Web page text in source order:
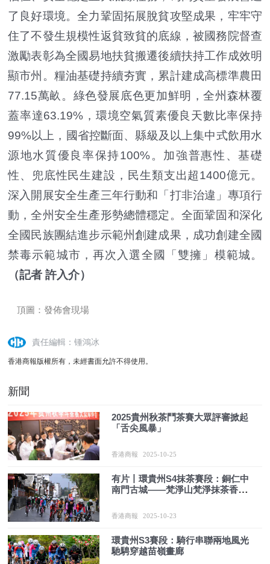
了良好環境。全力鞏固拓展脫貧攻堅成果，牢牢守
住了不發生規模性返貧致貧的底線，被國務院督查
激勵表彰為全國易地扶貧搬遷後續扶持工作成效明
顯市州。糧油基礎持續夯實，累計建成高標準農田
77.15萬畝。綠色發展底色更加鮮明，全州森林覆
蓋率達63.19%，環境空氣質素優良天數比率保持
99%以上，國省控斷面、縣級及以上集中式飲用水
源地水質優良率保持100%。加強普惠性、基礎
性、兜底性民生建設，民生類支出超1400億元。
深入開展安全生產三年行動和「打非治違」專項行
動，全州安全生產形勢總體穩定。全面鞏固和深化
全國民族團結進步示範州創建成果，成功創建全國
禁毒示範城市，再次入選全國「雙擁」模範城。
（記者 許入介）
頂圖：發佈會現場
責任編輯：锺鴻冰
香港商報版權所有，未經書面允許不得使用。
新聞
2025貴州秋茶鬥茶賽大眾評審掀起
「舌尖風暴」
香港商報 2025-10-25
有片丨環貴州S4抹茶賽段：銅仁中
南門古城——梵淨山梵淨抹茶香漫
香港商報 2025-10-23
環貴州S3賽段：騎行串聯兩地風光
馳騁穿越苗嶺畫廊